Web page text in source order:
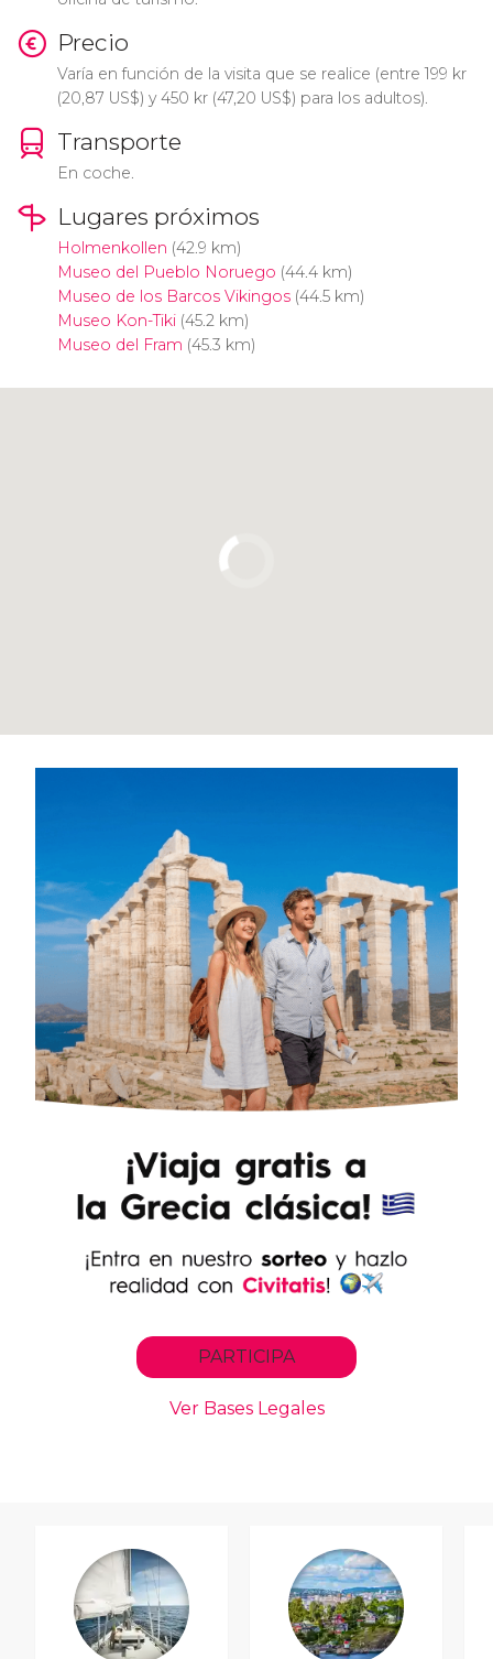
Precio
Varía en función de la visita que se realice (entre 199 kr
(20,87 US$) y 450 kr(47,20 US$) para los adultos).
Transporte
En coche.
Lugares próximos
Holmenkollen (42.9 km)
Museo del Pueblo Noruego (44.4 km)
Museo de los Barcos Vikingos(44.5 km)
Museo Kon-Tiki(45.2 km)
Museo del Fram (45.3 km)